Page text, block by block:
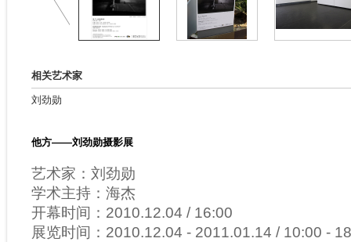
相关艺术家
刘劲勋
他方——刘劲勋摄影展
艺术家：刘劲勋
学术主持：海杰
开幕时间：2010.12.04 / 16:00
展览时间：2010.12.04 - 2011.01.14 / 10:00 -